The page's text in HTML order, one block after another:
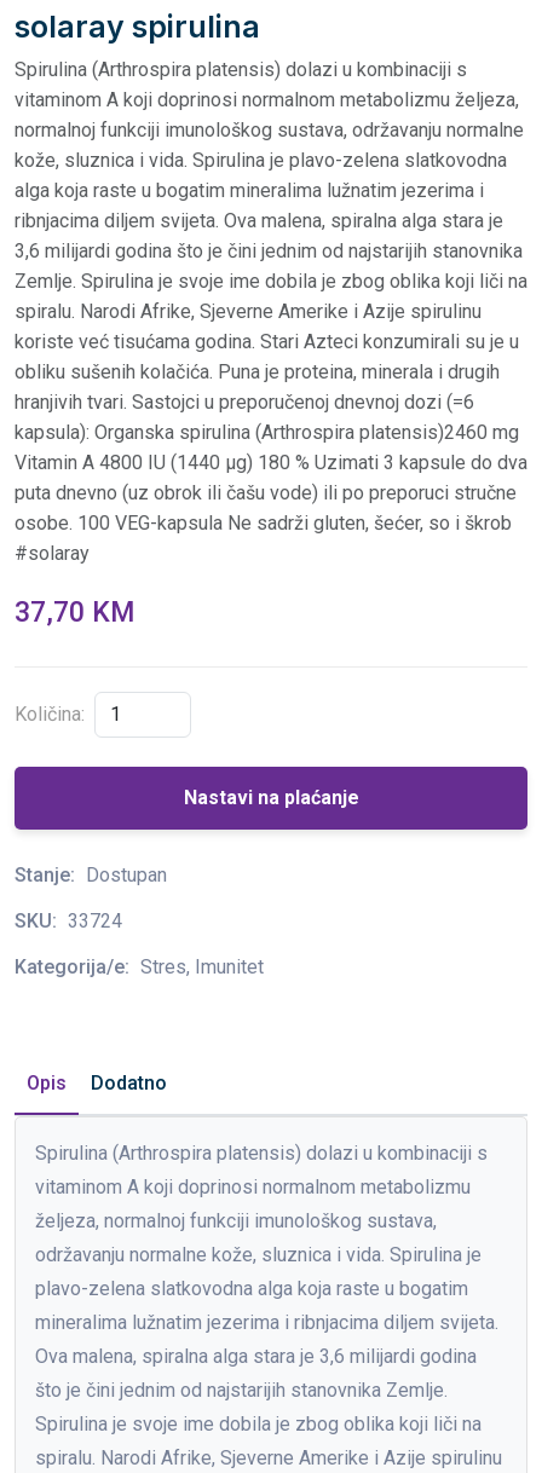
solaray spirulina
Spirulina (Arthrospira platensis) dolazi u kombinaciji s
vitaminom A koji doprinosi normalnom metabolizmu željeza,
normalnoj funkciji imunološkog sustava, održavanju normalne
kože, sluznica i vida. Spirulina je plavo-zelena slatkovodna
alga koja raste u bogatim mineralima lužnatim jezerima i
ribnjacima diljem svijeta. Ova malena, spiralna alga stara je
3,6 milijardi godina što je čini jednim od najstarijih stanovnika
Zemlje. Spirulina je svoje ime dobila je zbog oblika koji liči na
spiralu. Narodi Afrike, Sjeverne Amerike i Azije spirulinu
koriste već tisućama godina. Stari Azteci konzumirali su je u
obliku sušenih kolačića. Puna je proteina, minerala i drugih
hranjivih tvari. Sastojci u preporučenoj dnevnoj dozi (=6
kapsula): Organska spirulina (Arthrospira platensis)2460 mg
Vitamin A 4800 IU (1440 μg) 180 % Uzimati 3 kapsule do dva
puta dnevno (uz obrok ili čašu vode) ili po preporuci stručne
osobe. 100 VEG-kapsula Ne sadrži gluten, šećer, so i škrob
#solaray
37,70 KM
Količina:
Nastavi na plaćanje
Stanje: Dostupan
SKU: 33724
Kategorija/e: Stres, Imunitet
Opis Dodatno
Spirulina (Arthrospira platensis) dolazi u kombinaciji s
vitaminom A koji doprinosi normalnom metabolizmu
željeza, normalnoj funkciji imunološkog sustava,
održavanju normalne kože, sluznica i vida. Spirulina je
plavo-zelena slatkovodna alga koja raste u bogatim
mineralima lužnatim jezerima i ribnjacima diljem svijeta.
Ova malena, spiralna alga stara je 3,6 milijardi godina
što je čini jednim od najstarijih stanovnika Zemlje.
Spirulina je svoje ime dobila je zbog oblika koji liči na
spiralu. Narodi Afrike, Sjeverne Amerike i Azije spirulinu